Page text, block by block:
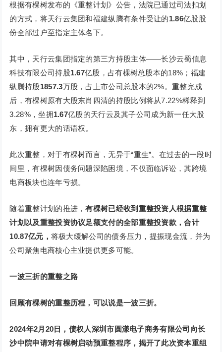
根据有棵树发布的《重整计划》公告，法院已通过司法扣划
的方式，将天行云集团和福建纵腾有条件受让的1.86亿股股
份全部过户至指定主体名下。
其中，天行云集团指定的第三方持股主体——长沙云蜀信息
科技有限公司持股1.67亿股，占有棵树总股本的18%；福建
纵腾持股1857.3万股，占上市公司总股本的2%。重整完成
后，有棵树原有大股东肖四清的持股比例将从7.22%稀释到
3.28%，坐拥1.67亿股的天行云及其子公司成为新一任大股
东，拥有更大的话语权。
此次重整，对于有棵树而言，无异于“重生”。在过去的一段时
间里，有棵树因债务问题深陷困境，不仅面临诉讼，其跨境
电商板块也连年亏损。
随着重整计划的推进，有棵树已经收到重整投资人根据重整
计划以及重整投资协议足额支付的全部重整投资款，合计
10.87亿元， 将极大缓解公司的债务压力，提振现金流，并为
公司聚焦电商核心主业提供更多可能。
一波三折的重整之路
回顾有棵树的重整历程，可以说是一波三折。
2024年2月20日，债权人深圳市圆漾电子商务有限公司向长
沙中院申请对有棵树启动预重整程序，揭开了此次资本重组